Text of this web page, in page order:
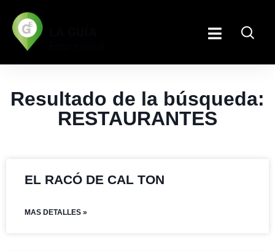
Resultado de la búsqueda:
RESTAURANTES
EL RACÓ DE CAL TON
MAS DETALLES »